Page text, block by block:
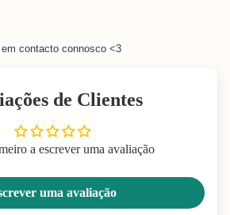
contacto connosco <3
de Clientes
a escrever uma avaliação
uma avaliação